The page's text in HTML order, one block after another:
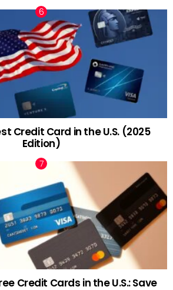
Credit Card in the U.S. (2025
Edition)
Credit Cards in the U.S.: Save